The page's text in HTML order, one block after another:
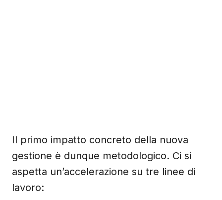
Il primo impatto concreto della nuova
gestione è dunque metodologico. Ci si
aspetta un’accelerazione su tre linee di
lavoro: